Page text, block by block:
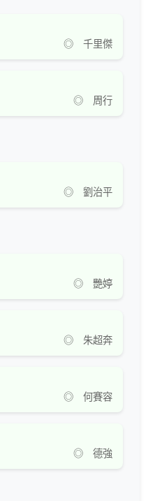
◎ 千里傑
◎ 周行
◎ 劉治平
◎ 艷婷
◎ 朱超奔
◎ 何賽容
◎ 德強